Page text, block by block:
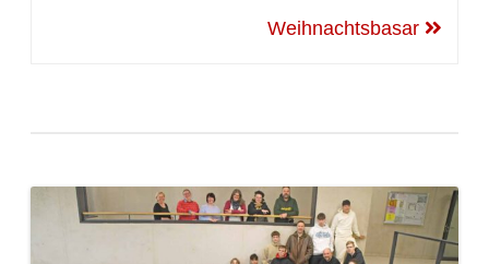
Weihnachtsbasar